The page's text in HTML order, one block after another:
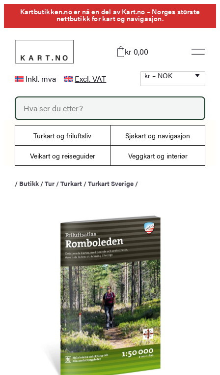
HoppKartbutikken.no er nå en del av Kart.no – Norges største
nettbutikk for kart og navigasjon.
kr 0,00
Inkl. mva Excl. VAT kr – NOK
P
o
d
t
r
Turkart og friluftsliv Sjøkart og navigasjon
Veikart og reiseguider Veggkart og interiør
/ Butikk /Tur /Turkart /Turkart Sverige /